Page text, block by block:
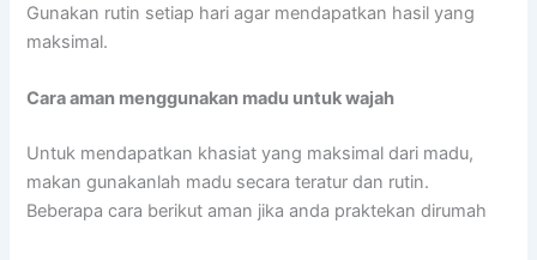
Gunakan rutin setiap hari agar mendapatkan hasil yang
maksimal.
Cara aman menggunakan madu untuk wajah
Untuk mendapatkan khasiat yang maksimal dari madu,
makan gunakanlah madu secara teratur dan rutin.
Beberapa cara berikut aman jika anda praktekan dirumah